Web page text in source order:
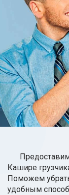
Кашире
Поможем
удобным